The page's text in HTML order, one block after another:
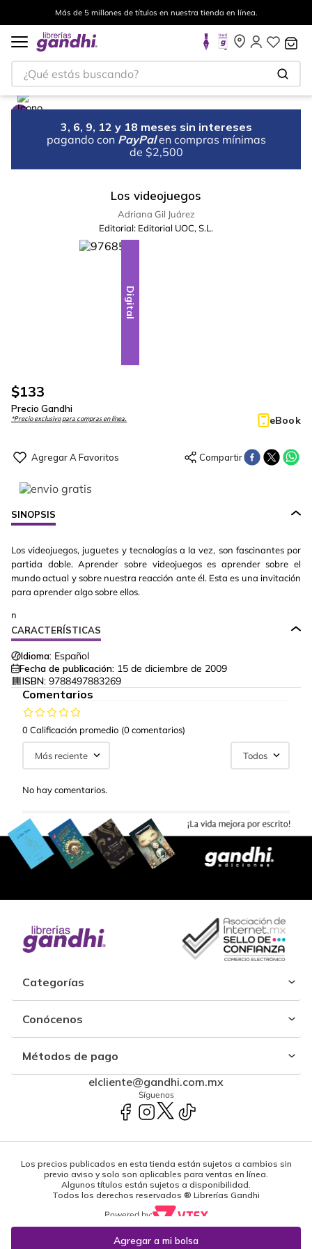
Más de 5 millones de títulos en nuestra tienda en línea.
¿Qué estás buscando?
3, 6, 9, 12 y 18 meses sin intereses
pagando con PayPal en compras mínimas
de $2,500
Los videojuegos
Adriana Gil Juárez
Editorial: Editorial UOC, S.L.
Digital
$133
Precio Gandhi
*Precio exclusivo para compras en línea. eBook
SINOPSIS
Los videojuegos, juguetes y tecnologías a la vez, son fascinantes por
partida doble. Aprender sobre videojuegos es aprender sobre el
mundo actual y sobre nuestra reacción ante él. Esta es una invitación
para aprender algo sobre ellos.
n
CARACTERÍSTICAS
Idioma: Español
Fecha de publicación: 15 de diciembre de 2009
ISBN: 9788497883269
Comentarios
0 Calificación promedio (0 comentarios)
Más reciente Todos
No hay comentarios.
Categorías
Conócenos
Métodos de pago
elcliente@gandhi.com.mx
Síguenos
Los precios publicados en esta tienda están sujetos a cambios sin
previo aviso y solo son aplicables para ventas en línea.
Algunos títulos están sujetos a disponibilidad.
Todos los derechos reservados ® Librerías Gandhi
Powered by: